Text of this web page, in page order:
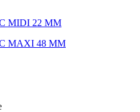
MIDI 22 ММ
MAXI 48 ММ